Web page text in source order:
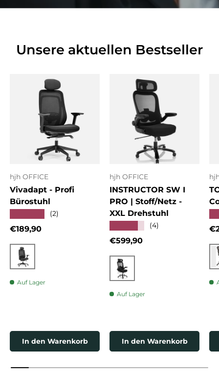
Unsere aktuellen Bestseller
hjh OFFICE
Vivadapt - Profi
Bürostuhl
(2)
Normaler Preis
€189,90
Schwarz
Auf Lager
In den Warenkorb
hjh OFFICE
INSTRUCTOR SW I
PRO | Stoff/Netz -
XXL Drehstuhl
(4)
Normaler Preis
€599,90
Schwarz
Auf Lager
In den Warenkorb